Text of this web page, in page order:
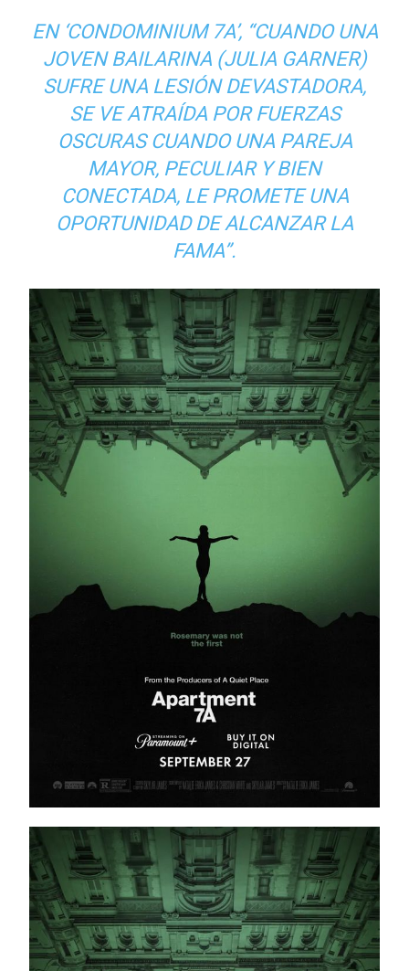
EN ‘CONDOMINIUM 7A’, “CUANDO UNA
JOVEN BAILARINA (JULIA GARNER)
SUFRE UNA LESIÓN DEVASTADORA,
SE VE ATRAÍDA POR FUERZAS
OSCURAS CUANDO UNA PAREJA
MAYOR, PECULIAR Y BIEN
CONECTADA, LE PROMETE UNA
OPORTUNIDAD DE ALCANZAR LA
FAMA”.